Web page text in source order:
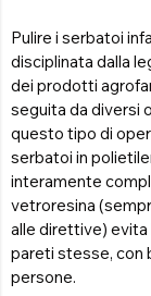
Pulire i serbatoi
disciplinata dalla
dei prodotti
seguita da diversi
questo tipo di
serbatoi in
interamente
vetroresina
alle direttive) evita
pareti stesse, con
persone.